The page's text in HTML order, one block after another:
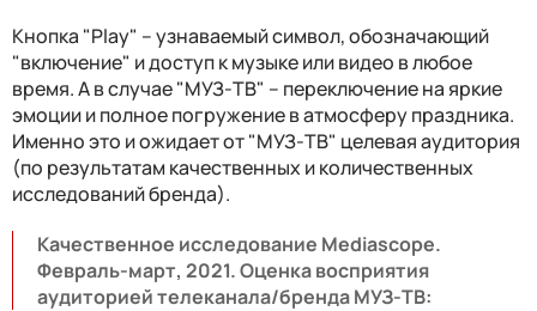
Кнопка "Play" – узнаваемый символ, обозначающий
"включение" и доступ к музыке или видео в любое
время. А в случае "МУЗ-ТВ" – переключение на яркие
эмоции и полное погружение в атмосферу праздника.
Именно это и ожидает от "МУЗ-ТВ" целевая аудитория
(по результатам качественных и количественных
исследований бренда).
Качественное исследование Mediascope.
Февраль-март, 2021. Оценка восприятия
аудиторией телеканала/бренда МУЗ-ТВ: